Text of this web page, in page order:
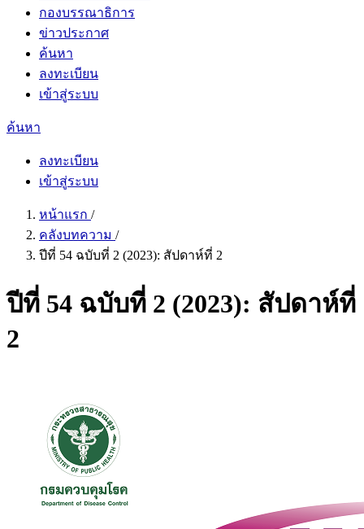
กองบรรณาธิการ
ข่าวประกาศ
ค้นหา
ลงทะเบียน
เข้าสู่ระบบ
ค้นหา
ลงทะเบียน
เข้าสู่ระบบ
หน้าแรก /
คลังบทความ /
ปีที่ 54 ฉบับที่ 2 (2023): สัปดาห์ที่ 2
ปีที่ 54 ฉบับที่ 2 (2023): สัปดาห์ที่
2